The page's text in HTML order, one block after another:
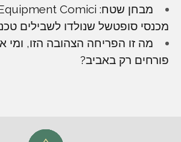
מכנסי סופטשל שנולדו לשבילים
מה זו הפריחה הצהובה הזו,
פורחים רק באביב?